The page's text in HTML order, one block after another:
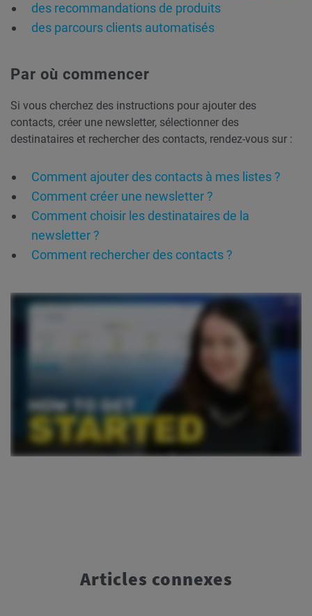
des recommandations de produits
des parcours clients automatisés
Par où commencer
Si vous cherchez des instructions pour ajouter des
contacts, créer une newsletter, sélectionner des
destinataires et rechercher des contacts, rendez-vous sur :
Comment ajouter des contacts à mes listes ?
Comment créer une newsletter ?
Comment choisir les destinataires de la
newsletter ?
Comment rechercher des contacts ?
Articles connexes